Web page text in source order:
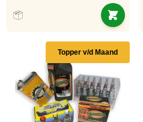
Topper v/d Maand